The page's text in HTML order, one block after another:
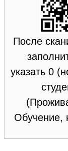
После
указать 0
Обучение,